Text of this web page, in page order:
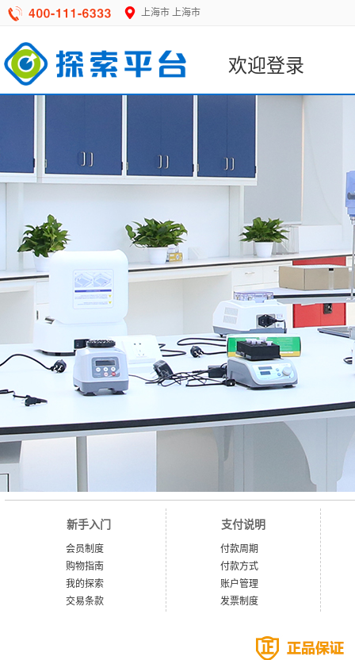
上海市 上海市
欢迎登录
新手入门
会员制度
购物指南
我的探索
交易条款
支付说明
付款周期
付款方式
账户管理
发票制度